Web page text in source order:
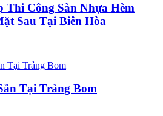
Thi Công Sàn Nhựa Hèm
Sau Tại Biên Hòa
Tại Trảng Bom